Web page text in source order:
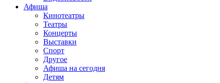
Афиша
Кинотеатры
Театры
Концерты
Выставки
Спорт
Другое
Афиша на сегодня
Детям